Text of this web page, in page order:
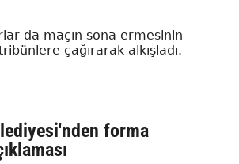
da maçın sona ermesinin
çağırarak alkışladı.
forma